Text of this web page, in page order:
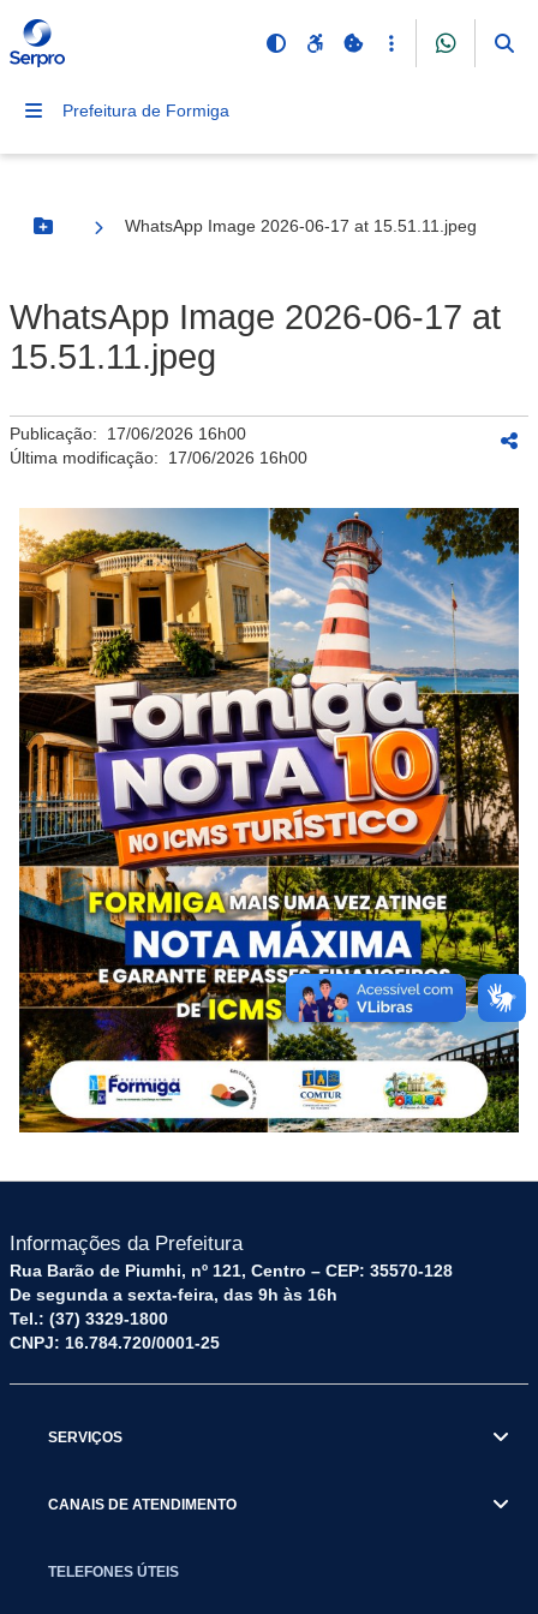
Prefeitura de Formiga
Botão Menu
WhatsApp Image 2026-06-17 at 15.51.11.jpeg
WhatsApp Image 2026-06-17 at
15.51.11.jpeg
Publicação: 17/06/2026 16h00
Última modificação: 17/06/2026 16h00
Informações da Prefeitura
Rua Barão de Piumhi, nº 121, Centro – CEP: 35570-128
De segunda a sexta-feira, das 9h às 16h
Tel.: (37) 3329-1800
CNPJ: 16.784.720/0001-25
SERVIÇOS
CANAIS DE ATENDIMENTO
TELEFONES ÚTEIS